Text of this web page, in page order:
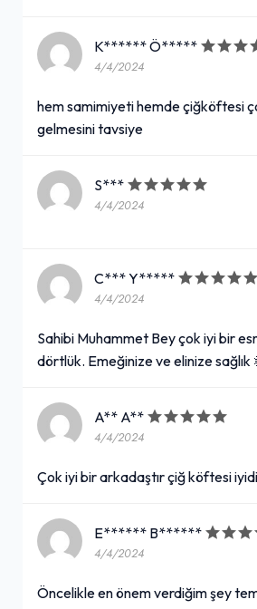
K****** Ö*****
4/4/2024
hem samimiyeti hemde çiğköftesi
gelmesini tavsiye
S***
4/4/2024
C*** Y*****
4/4/2024
Sahibi Muhammet Bey çok iyi bir
dörtlük. Emeğinize ve elinize sağlık
A** A**
4/4/2024
Çok iyi bir arkadaştır çiğ köftesi
E****** B******
4/4/2024
Öncelikle en önem verdiğim şey